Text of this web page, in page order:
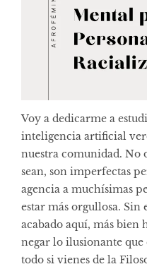
Voy a dedicarme a
inteligencia artificial
nuestra comunidad. No
sean, son imperfectas
agencia a muchísimas
estar más orgullosa.
acabado aquí, más bien
negar lo ilusionante que
todo si vienes de la